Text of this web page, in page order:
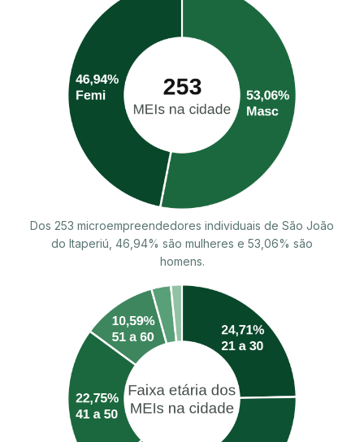
Dos 253 microempreendedores individuais de São João
do Itaperiú, 46,94% são mulheres e 53,06% são
homens.